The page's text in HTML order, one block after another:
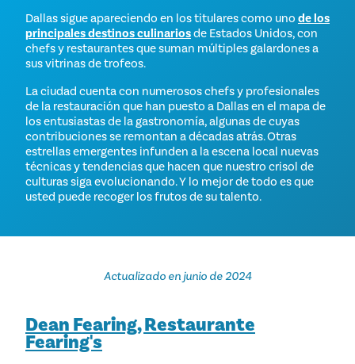
Dallas sigue apareciendo en los titulares como uno de los
principales destinos culinariosde Estados Unidos, con
chefs y restaurantes que suman múltiples galardones a
sus vitrinas de trofeos.
La ciudad cuenta con numerosos chefs y profesionales
de la restauración que han puesto a Dallas en el mapa de
los entusiastas de la gastronomía, algunas de cuyas
contribuciones se remontan a décadas atrás. Otras
estrellas emergentes infunden a la escena local nuevas
técnicas y tendencias que hacen que nuestro crisol de
culturas siga evolucionando. Y lo mejor de todo es que
usted puede recoger los frutos de su talento.
Actualizado en junio de 2024
Dean Fearing, Restaurante
Fearing's